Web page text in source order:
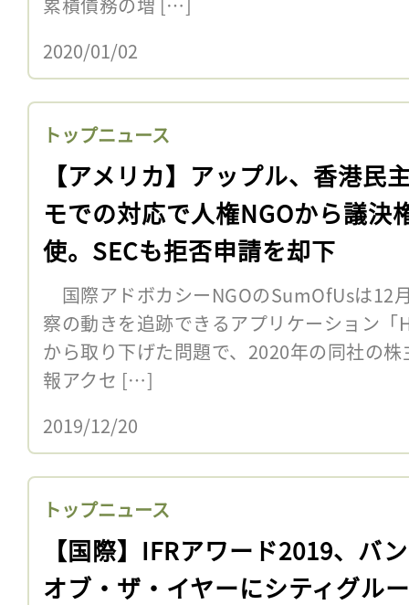
2020/01/02
トップニュース
【アメリカ】アップル、香港民
モでの対応で人権NGOから議決
使。SECも拒否申請を却下
国際アドボカシーNGOのSumOfUsは12
察の動きを追跡できるアプリケーション
から取り下げた問題で、2020年の同社の
報アクセ […]
2019/12/20
トップニュース
【国際】IFRアワード2019、バ
オブ・ザ・イヤーにシティグル